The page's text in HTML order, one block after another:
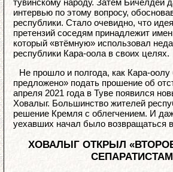
интервью по этому вопросу,
республики. Стало очевидно, что
претензий соседям принадлежит
который «втёмную» использовал
республики Кара-оола в своих целях.
Не прошло и полгода, как Кара-
предложено» подать прошение об
апреля 2021 года в Туве появился
Ховалыг. Большинство жителей
решение Кремля с облегчением. И
уехавших начал было возвращаться
ХОВАЛЫГ ОТКРЫЛ
СЕПАРАТИСТАМ